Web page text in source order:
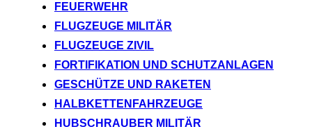
FEUERWEHR
FLUGZEUGE MILITÄR
FLUGZEUGE ZIVIL
FORTIFIKATION UND SCHUTZANLAGEN
GESCHÜTZE UND RAKETEN
HALBKETTENFAHRZEUGE
HUBSCHRAUBER MILITÄR